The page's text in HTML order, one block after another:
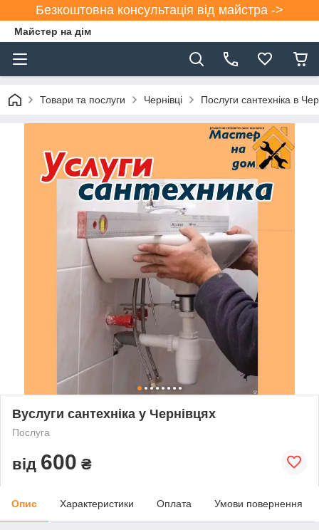
Безкоштовна консультація від майстра ->
Майстер на дім
Товари та послуги Чернівці Послуги сантехніка в
Вуслуги сантехніка у Чернівцях
Послуга
від 600 ₴
Опис Характеристики Оплата Умови повернення